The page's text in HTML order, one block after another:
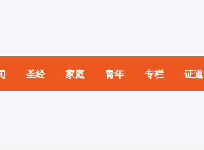
圣经 家庭 青年 专栏 证道